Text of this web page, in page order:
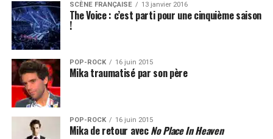
SCÈNE FRANÇAISE 13 janvier 2016
The Voice : c’est parti pour une cinquième saison
!
POP-ROCK 16 juin 2015
Mika traumatisé par son père
POP-ROCK 16 juin 2015
Mika de retour avecNo Place In Heaven